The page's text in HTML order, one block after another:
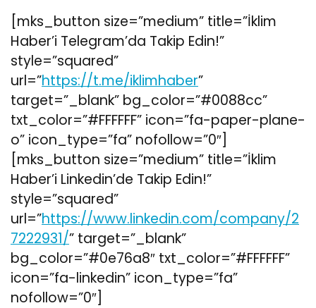
[mks_button size=”medium” title=”İklim
Haber’i Telegram’da Takip Edin!”
style=”squared”
url=”https://t.me/iklimhaber”
target=”_blank” bg_color=”#0088cc”
txt_color=”#FFFFFF” icon=”fa-paper-plane-
o” icon_type=”fa” nofollow=”0″]
[mks_button size=”medium” title=”İklim
Haber’i Linkedin’de Takip Edin!”
style=”squared”
url=”https://www.linkedin.com/company/2
7222931/” target=”_blank”
bg_color=”#0e76a8″ txt_color=”#FFFFFF”
icon=”fa-linkedin” icon_type=”fa”
nofollow=”0″]